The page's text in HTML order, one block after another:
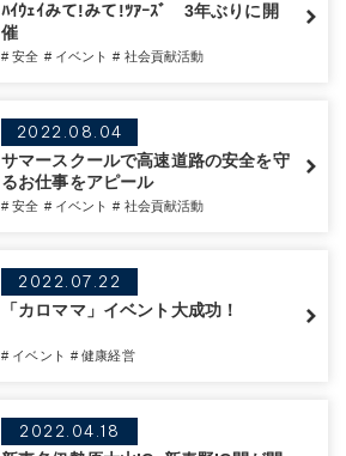
ﾊｲｳｪｲみて!みて!ﾂｱｰｽﾞ 3年ぶりに開
催
# 安全 # イベント # 社会貢献活動
2022.08.04
サマースクールで高速道路の安全を守
るお仕事をアピール
# 安全 # イベント # 社会貢献活動
2022.07.22
「カロママ」イベント大成功！
# イベント # 健康経営
2022.04.18